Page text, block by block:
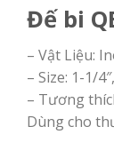
Đế bi
– Vật Liệu:
– Size: 1-1/
– Tương
Dùng cho